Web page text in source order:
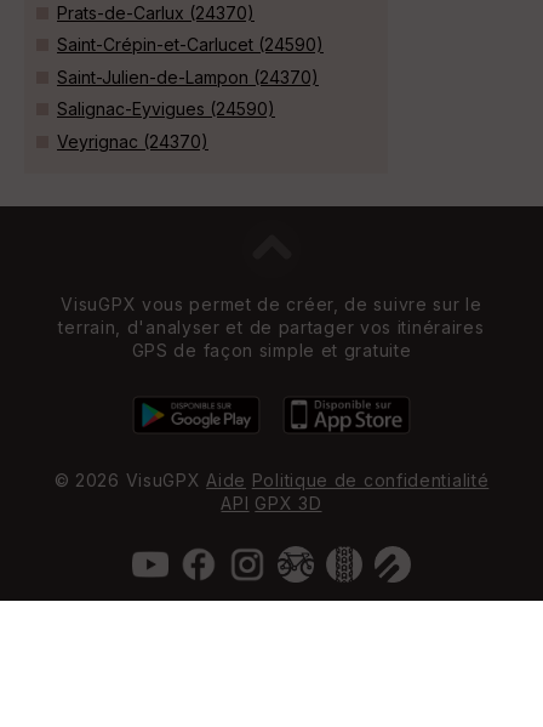
Prats-de-Carlux (24370)
Saint-Crépin-et-Carlucet (24590)
Saint-Julien-de-Lampon (24370)
Salignac-Eyvigues (24590)
Veyrignac (24370)
VisuGPX vous permet de créer, de suivre sur le
terrain, d'analyser et de partager vos itinéraires
GPS de façon simple et gratuite
© 2026 VisuGPX Aide Politique de confidentialité
API GPX 3D